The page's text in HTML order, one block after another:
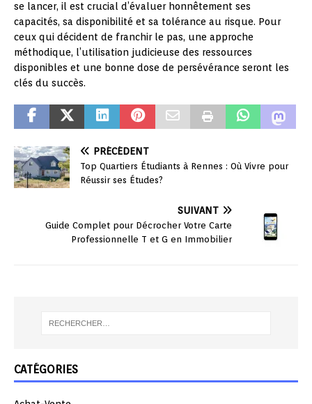
se lancer, il est crucial d’évaluer honnêtement ses
capacités, sa disponibilité et sa tolérance au risque. Pour
ceux qui décident de franchir le pas, une approche
méthodique, l’utilisation judicieuse des ressources
disponibles et une bonne dose de persévérance seront les
clés du succès.
PRÉCÉDENT
Top Quartiers Étudiants à Rennes : Où Vivre pour
Réussir ses Études?
SUIVANT
Guide Complet pour Décrocher Votre Carte
Professionnelle T et G en Immobilier
CATÉGORIES